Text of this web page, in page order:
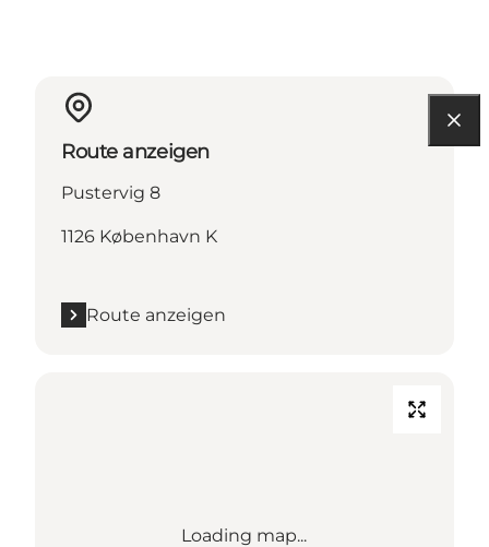
Route anzeigen
Pustervig 8
1126 København K
Route anzeigen
Loading map...